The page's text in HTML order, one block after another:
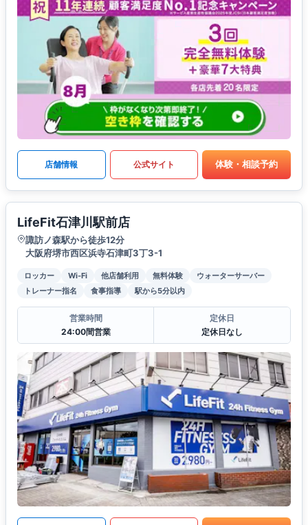
店舗情報 公式サイト 体験・相談予約
LifeFit石津川駅前店
諏訪ノ森駅から徒歩12分
大阪府堺市西区浜寺石津町3丁3-1
ロッカー Wi-Fi 他店舗利用 無料体験
ウォーターサーバー
トレーナー指名
食事指導 駅から5分以内
営業時間
24:00間営業
定休日
定休日なし